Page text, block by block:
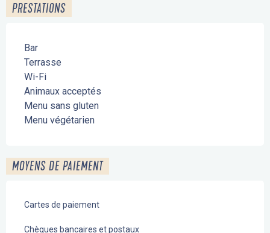
PRESTATIONS
Bar
Terrasse
Wi-Fi
Animaux acceptés
Menu sans gluten
Menu végétarien
MOYENS DE PAIEMENT
Cartes de paiement
Chèques bancaires et postaux